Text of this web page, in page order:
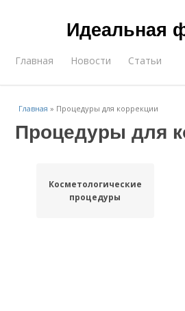
Идеальная
Главная Новости Статьи
Главная » Процедуры для коррекции
Процедуры для
Косметологические
процедуры